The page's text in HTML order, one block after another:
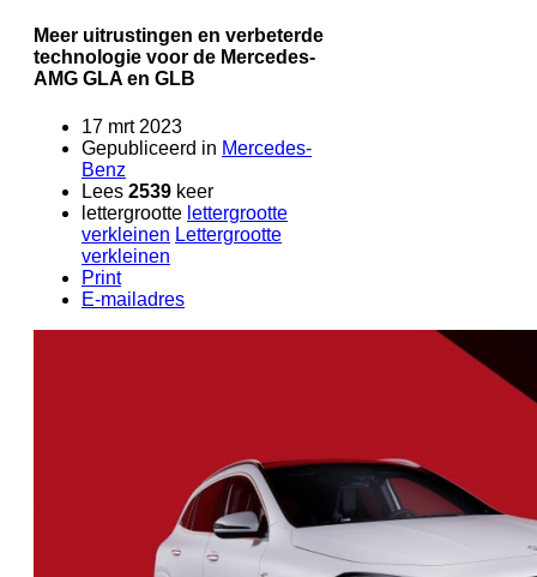
Meer uitrustingen en verbeterde
technologie voor de Mercedes-
AMG GLA en GLB
17 mrt 2023
Gepubliceerd in Mercedes-
Benz
Lees 2539 keer
lettergrootte lettergrootte
verkleinen Lettergrootte
verkleinen
Print
E-mailadres